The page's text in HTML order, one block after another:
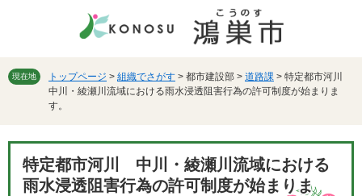
先
を
て
現在地 トップページ > 組織でさがす > 都市建設部 > 道路課 > 特定都市河川
中川・綾瀬川流域における雨水浸透阻害行為の許可制度が始まりま
す。
特定都市河川 中川・綾瀬川流域における
雨水浸透阻害行為の許可制度が始まりま